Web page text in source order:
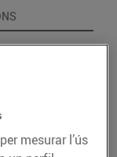
mesurar l’ús